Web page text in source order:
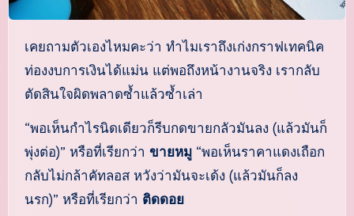
เคยถามตัวเองไหมคะว่า ทำไมเราถึงเก่งกราฟเทคนิค
ท่องงบการเงินได้แม่น แต่พอถึงหน้างานจริง เรากลับ
ตัดสินใจผิดพลาดซ้ำแล้วซ้ำเล่า
“พอเห็นกำไรนิดเดียวก็รีบกดขายกลัวมันลง (แล้วมันก็
พุ่งต่อ)” หรือที่เรียกว่า ขายหมู“พอเห็นราคาแดงเถือก
กลับไม่กล้าคัทลอส หวังว่ามันจะเด้ง (แล้วมันก็ลง
นรก)” หรือที่เรียกว่า ติดดอย